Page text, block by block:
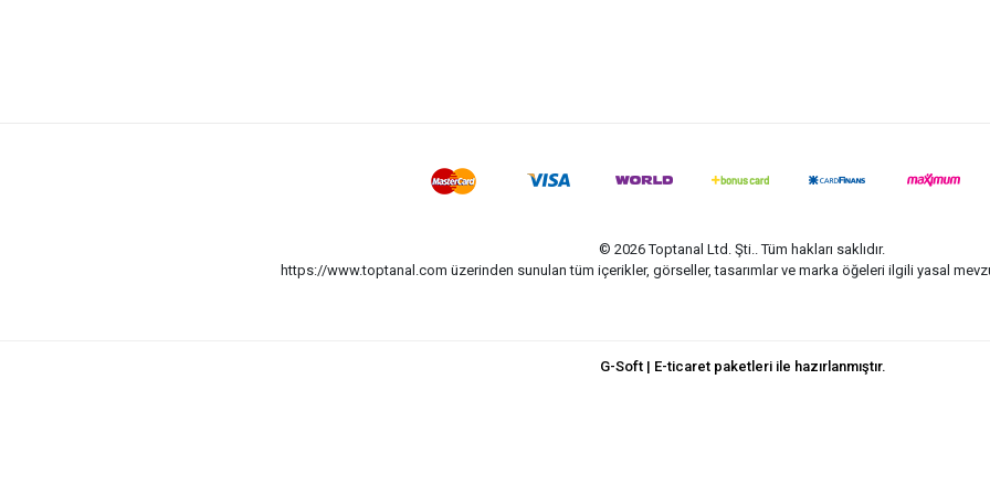
© 2026 Toptanal Ltd. Şti.. Tüm hakları saklıdır.
https://www.toptanal.com üzerinden sunulan tüm içerikler, görseller, tasarımlar ve marka öğeleri ilgili yasal
G-Soft | E-ticaret paketleri ile hazırlanmıştır.